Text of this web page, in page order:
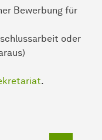
Bewerbung für
oder
.